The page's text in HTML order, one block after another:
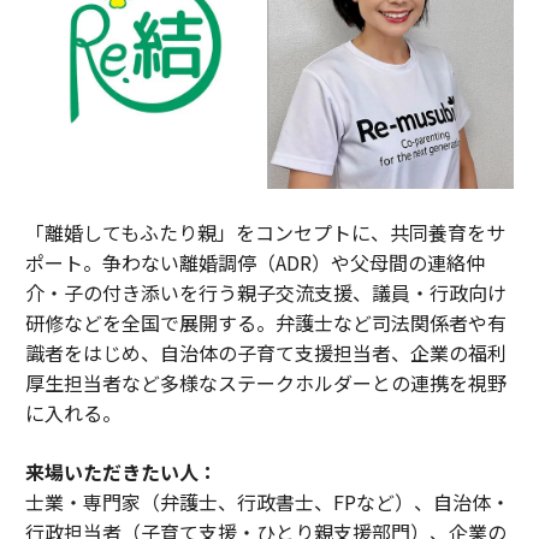
「離婚してもふたり親」をコンセプトに、共同養育をサ
ポート。争わない離婚調停（ADR）や父母間の連絡仲
介・子の付き添いを行う親子交流支援、議員・行政向け
研修などを全国で展開する。弁護士など司法関係者や有
識者をはじめ、自治体の子育て支援担当者、企業の福利
厚生担当者など多様なステークホルダーとの連携を視野
に入れる。
来場いただきたい人：
士業・専門家（弁護士、行政書士、FPなど）、自治体・
行政担当者（子育て支援・ひとり親支援部門）、企業の